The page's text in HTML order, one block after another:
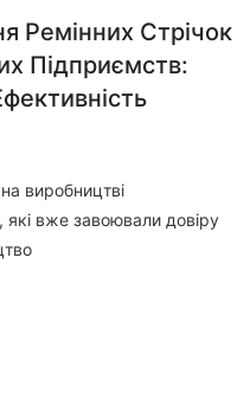
Ремінних Стрічок
Підприємств:
виробництві
які вже завоювали довіру